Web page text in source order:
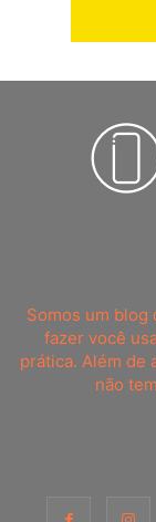
Somos um blog
fazer você
prática. Além de
não